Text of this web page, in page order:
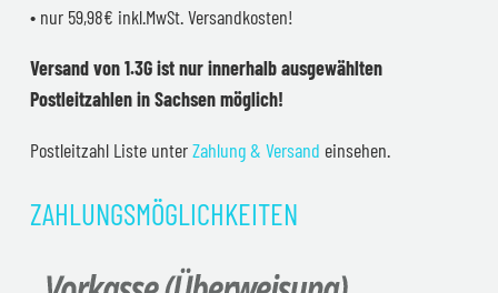
• nur 59,98€ inkl.MwSt. Versandkosten!
Versand von 1.3G ist nur innerhalb ausgewählten
Postleitzahlen in Sachsen möglich!
Postleitzahl Liste unterZahlung & Versand einsehen.
ZAHLUNGSMÖGLICHKEITEN